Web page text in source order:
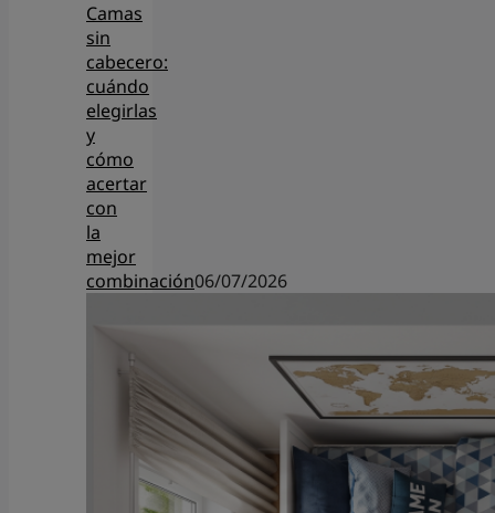
Camas
sin
cabecero:
cuándo
elegirlas
y
cómo
acertar
con
la
mejor
combinación06/07/2026